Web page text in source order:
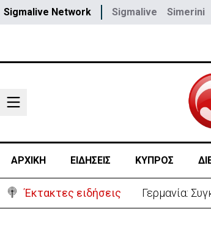
Sigmalive Network Sigmalive Simerini
ΑΡΧΙΚΗ ΕΙΔΗΣΕΙΣ ΚΥΠΡΟΣ
Έκτακτες ειδήσεις Γερμανία: